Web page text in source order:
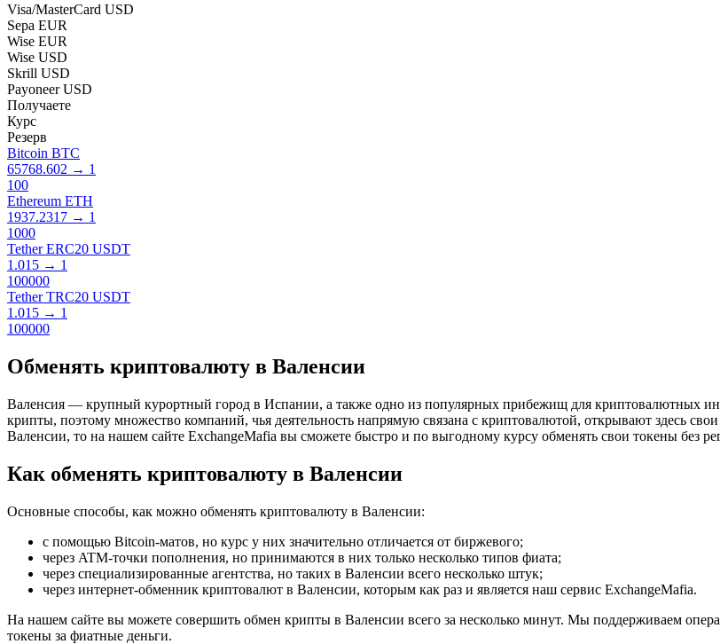
Visa/MasterCard USD
Sepa EUR
Wise EUR
Wise USD
Skrill USD
Payoneer USD
Получаете
Курс
Резерв
Bitcoin BTC
65768.602 → 1
100
Ethereum ETH
1937.2317 → 1
1000
Tether ERC20 USDT
1.015 → 1
100000
Tether TRC20 USDT
1.015 → 1
100000
Обмен​ять криптовалюту в Валенсии
Валенсия — крупный курортный город в Испании, а также одно из популярных прибежищ для криптовалютных
крипты, поэтому множество компаний, чья деятельность напрямую связана с криптовалютой, открывают здесь
Валенсии, то на нашем сайте ExchangeMafia вы сможете быстро и по выгодному курсу обменять свои токены без
Как обменять криптовалюту в Валенсии
Основные способы, как можно обменять криптовалюту в Валенсии:
с помощью Bitcoin-матов, но курс у них значительно отличается от биржевого;
через ATM-точки пополнения, но принимаются в них только несколько типов фиата;
через специализированные агентства, но таких в Валенсии всего несколько штук;
через интернет-обменник криптовалют в Валенсии, которым как раз и является наш сервис ExchangeMafia.
На нашем сайте вы можете совершить обмен крипты в Валенсии всего за несколько минут. Мы поддерживаем
токены за фиатные деньги.